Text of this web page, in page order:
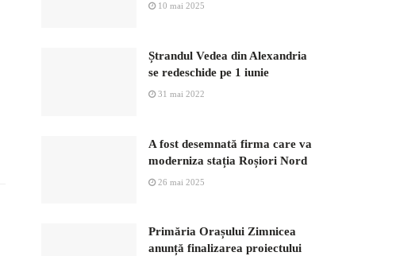
10 mai 2025
Ștrandul Vedea din Alexandria
se redeschide pe 1 iunie
31 mai 2022
A fost desemnată firma care va
moderniza stația Roșiori Nord
26 mai 2025
Primăria Orașului Zimnicea
anunță finalizarea proiectului